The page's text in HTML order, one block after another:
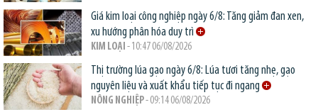
Giá kim loại công nghiệp ngày 6/8: Tăng giảm đan xen,
xu hướng phân hóa duy trì
KIM LOẠI - 10:47 06/08/2026
Thị trường lúa gạo ngày 6/8: Lúa tươi tăng nhẹ, gạo
nguyên liệu và xuất khẩu tiếp tục đi ngang
NÔNG NGHIỆP- 09:14 06/08/2026